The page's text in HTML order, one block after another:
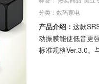
分类： 数码家电
产品介绍： 这款
动振膜能使低音更
标准规格Ver.3.0。